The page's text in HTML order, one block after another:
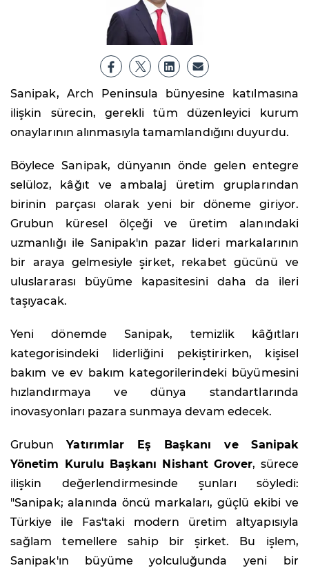
Sanipak, Arch Peninsula bünyesine katılmasına
ilişkin sürecin, gerekli tüm düzenleyici kurum
onaylarının alınmasıyla tamamlandığını duyurdu.
Böylece Sanipak, dünyanın önde gelen entegre
selüloz, kâğıt ve ambalaj üretim gruplarından
birinin parçası olarak yeni bir döneme giriyor.
Grubun küresel ölçeği ve üretim alanındaki
uzmanlığı ile Sanipak'ın pazar lideri markalarının
bir araya gelmesiyle şirket, rekabet gücünü ve
uluslararası büyüme kapasitesini daha da ileri
taşıyacak.
Yeni dönemde Sanipak, temizlik kâğıtları
kategorisindeki liderliğini pekiştirirken, kişisel
bakım ve ev bakım kategorilerindeki büyümesini
hızlandırmaya ve dünya standartlarında
inovasyonları pazara sunmaya devam edecek.
GrubunYatırımlar Eş Başkanı ve Sanipak
Yönetim Kurulu Başkanı Nishant Grover, sürece
ilişkin değerlendirmesinde şunları söyledi:
"Sanipak; alanında öncü markaları, güçlü ekibi ve
Türkiye ile Fas'taki modern üretim altyapısıyla
sağlam temellere sahip bir şirket. Bu işlem,
Sanipak'ın büyüme yolculuğunda yeni bir